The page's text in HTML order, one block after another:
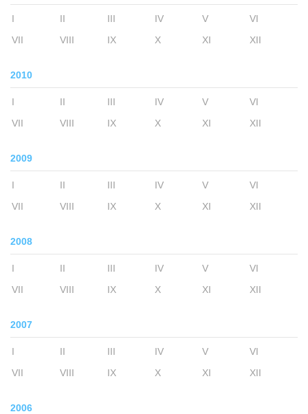
I II III IV V
VI
VII
VIII IX X XI XII
2010
I II III IV V
VI
VII
VIII IX X XI XII
2009
I II III IV V
VI
VII
VIII IX X XI XII
2008
I II III IV V
VI
VII
VIII IX X XI XII
2007
I II III IV V
VI
VII
VIII IX X XI XII
2006